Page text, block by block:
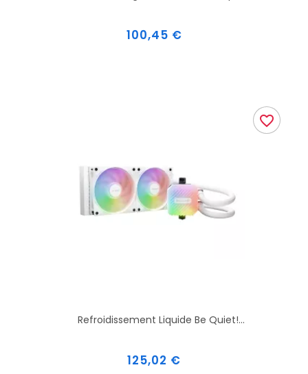
Prix
100,45 €
Refroidissement Liquide Be Quiet!...
Prix
125,02 €
favorite_border